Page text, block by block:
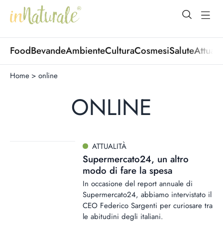
open
FoodBevandeAmbienteCulturaCosmesiSalute
Home > online
ONLINE
ATTUALITÀ
Supermercato24, un altro
modo di fare la spesa
In occasione del report annuale di
Supermercato24, abbiamo intervistato il
CEO Federico Sargenti per curiosare tra
le abitudini degli italiani.